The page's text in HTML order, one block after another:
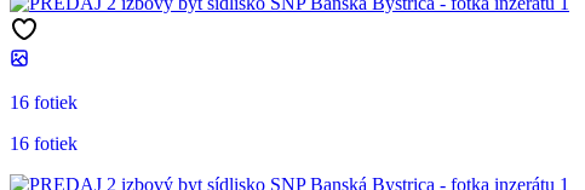
16 fotiek
16 fotiek